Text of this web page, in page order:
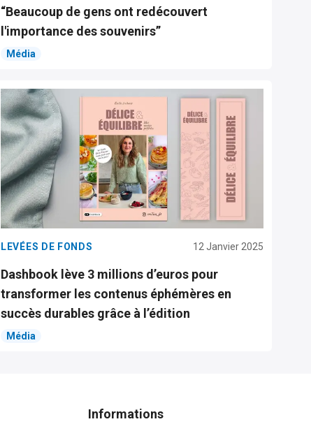
“Beaucoup de gens ont redécouvert
l'importance des souvenirs”
Média
LEVÉES DE FONDS 12 Janvier 2025
Dashbook lève 3 millions d’euros pour
transformer les contenus éphémères en
succès durables grâce à l’édition
Média
Informations